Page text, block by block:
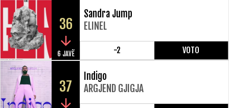
36
6 JAVË
Sandra Jump
ELINEL
-2 VOTO
37
Indigo
ARGJEND GJIGJA